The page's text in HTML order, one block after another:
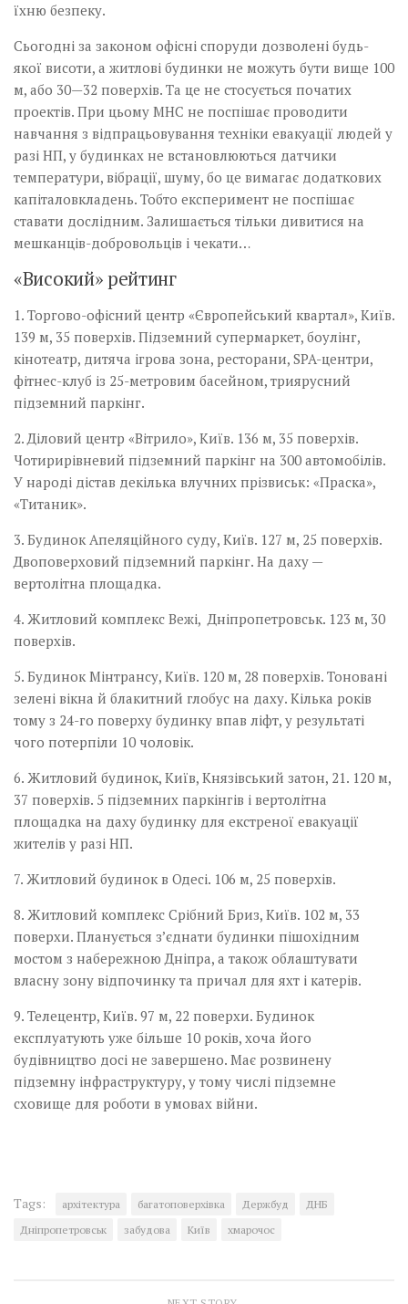
їхню безпеку.
Сьогодні за законом офісні споруди дозволені будь-
якої висоти, а житлові будинки не можуть бути вище 100
м, або 30—32 поверхів. Та це не стосується початих
проектів. При цьому МНС не поспішає проводити
навчання з відпрацьовування техніки евакуації людей у
разі НП, у будинках не встановлюються датчики
температури, вібрації, шуму, бо це вимагає додаткових
капіталовкладень. Тобто експеримент не поспішає
ставати дослідним. Залишається тільки дивитися на
мешканців-добровольців і чекати…
«Високий» рейтинг
1. Торгово-офісний центр «Європейський квартал», Київ.
139 м, 35 поверхів. Підземний супермаркет, боулінг,
кіно­театр, дитяча ігрова зона, ресторани, SPA-центри,
фітнес-клуб із 25-метровим басейном, триярусний
підземний паркінг.
2. Діловий центр «Вітрило», Київ. 136 м, 35 поверхів.
Чотирирівневий підземний паркінг на 300 автомобілів.
У народі дістав декілька влучних прізвиськ: «Праска»,
«Титаник».
3. Будинок Апеляційного суду, Київ. 127 м, 25 поверхів.
Двоповерховий підземний паркінг. На даху —
вертолітна площадка.
4. Житловий комплекс Вежі, Дніпропетровськ. 123 м, 30
поверхів.
5. Будинок Мінтрансу, Київ. 120 м, 28 поверхів. Тоновані
зелені вікна й блакитний глобус на даху. Кілька років
тому з 24-го поверху будинку впав ліфт, у результаті
чого потерпіли 10 чоловік.
6. Житловий будинок, Київ, Князівський затон, 21. 120 м,
37 поверхів. 5 підземних паркінгів і вертолітна
площадка на даху будинку для екстреної евакуації
жителів у разі НП.
7. Житловий будинок в Одесі. 106 м, 25 поверхів.
8. Житловий комплекс Срібний Бриз, Київ. 102 м, 33
поверхи. Планується з’єднати будинки пішохідним
мостом з набережною Дніпра, а також облаштувати
власну зону відпочинку та причал для яхт і катерів.
9. Телецентр, Київ. 97 м, 22 поверхи. Будинок
експлуатують уже більше 10 років, хоча його
будівництво досі не завершено. Має розвинену
підземну інфраструктуру, у тому числі підземне
сховище для роботи в умовах війни.
Tags: архітектура багатоповерхівка Держбуд
ДНБ
Дніпропетровськ
забудова Київ хмарочос